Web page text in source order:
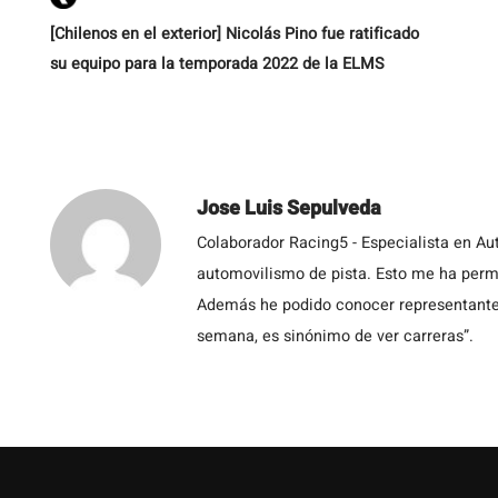
[Chilenos en el exterior] Nicolás Pino fue ratificado
su equipo para la temporada 2022 de la ELMS
Jose Luis Sepulveda
Colaborador Racing5 - Especialista en
automovilismo de pista. Esto me ha
Además he podido conocer
semana, es sinónimo de ver carreras”.